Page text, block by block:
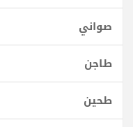
صواني
طاجن
طحين